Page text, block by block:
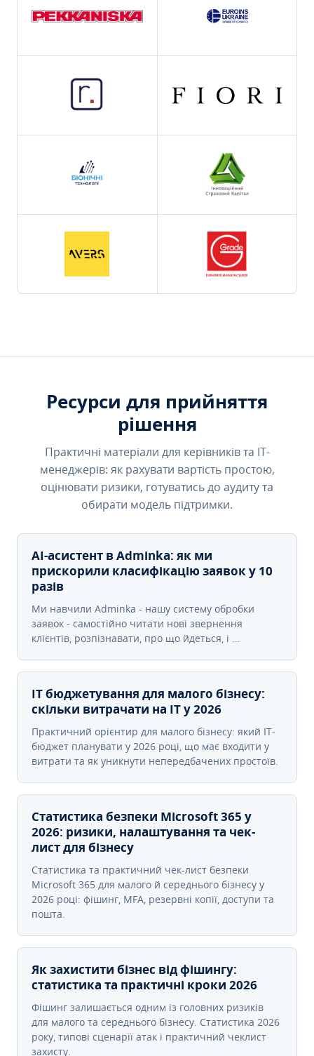
Ресурси для прийняття
рішення
Практичні матеріали для керівників та IT-
менеджерів: як рахувати вартість простою,
оцінювати ризики, готуватись до аудиту та
обирати модель підтримки.
AI-асистент в Adminka: як ми
прискорили класифікацію заявок у 10
разів
Ми навчили Adminka - нашу систему обробки
заявок - самостійно читати нові звернення
клієнтів, розпізнавати, про що йдеться, і …
IT бюджетування для малого бізнесу:
скільки витрачати на IT у 2026
Практичний орієнтир для малого бізнесу: який IT-
бюджет планувати у 2026 році, що має входити у
витрати та як уникнути непередбачених простоїв.
Статистика безпеки Microsoft 365 у
2026: ризики, налаштування та чек-
лист для бізнесу
Статистика та практичний чек-лист безпеки
Microsoft 365 для малого й середнього бізнесу у
2026 році: фішинг, MFA, резервні копії, доступи та
пошта.
Як захистити бізнес від фішингу:
статистика та практичні кроки 2026
Фішинг залишається одним із головних ризиків
для малого та середнього бізнесу. Статистика 2026
року, типові сценарії атак і практичний чеклист
захисту.